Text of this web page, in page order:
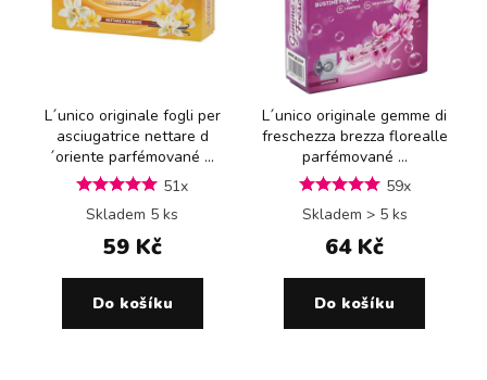
L´unico originale fogli per
asciugatrice nettare d
´oriente parfémované ...
51x
Skladem 5 ks
59 Kč
Do košíku
L´unico originale gemme di
freschezza brezza florealle
parfémované ...
59x
Skladem > 5 ks
64 Kč
Do košíku